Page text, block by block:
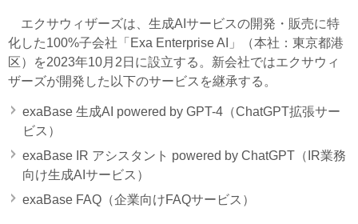
エクサウィザーズは、生成AIサービスの開発・販売に特
化した100%子会社「Exa Enterprise AI」（本社：東京都港
区）を2023年10月2日に設立する。新会社ではエクサウィ
ザーズが開発した以下のサービスを継承する。
exaBase 生成AI powered by GPT-4（ChatGPT拡張サー
ビス）
exaBase IR アシスタント powered by ChatGPT（IR業務
向け生成AIサービス）
exaBase FAQ（企業向けFAQサービス）